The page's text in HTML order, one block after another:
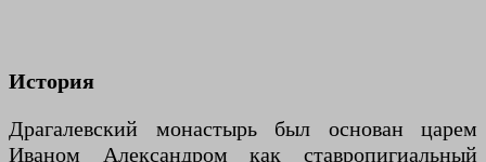
История
Драгалевский монастырь был основан царем
Иваном Александром как ставропигиальный